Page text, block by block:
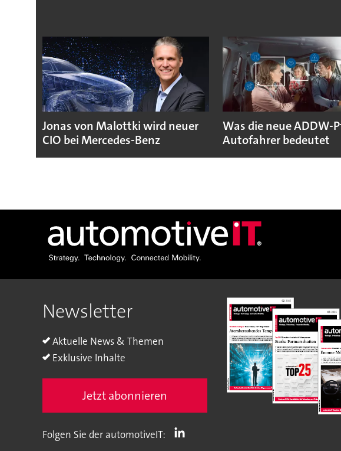
Jonas von Malottki wird neuer
CIO bei Mercedes-Benz
Was die neue ADDW-
Autofahrer bedeutet
Newsletter
Aktuelle News & Themen
Exklusive Inhalte
Jetzt abonnieren
Folgen Sie der automotiveIT: